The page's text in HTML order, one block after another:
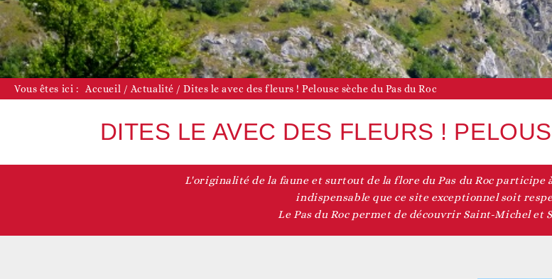
Devenir bénévole Nos
Accès aux droits
Vous êtes ici : Accueil / Actualité /Dites le avec des fleurs ! Pelouse sèche du Pas du Roc
DITES LE AVEC DES FLEURS !
L'originalité de la faune et surtout de la flore du Pas du Roc participe
indispensable que ce site exceptionnel soit
Le Pas du Roc permet de découvrir Saint-Michel